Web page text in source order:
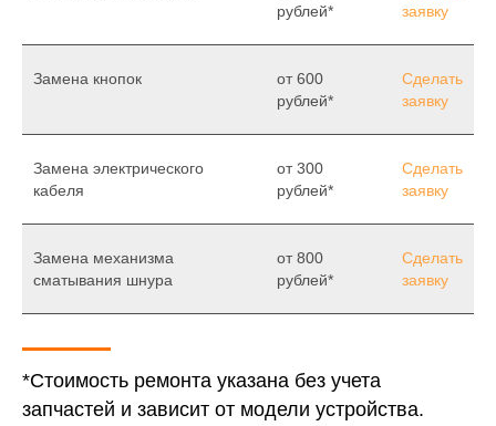
рублей*
заявку
Замена кнопок
от 600
рублей*
Сделать
заявку
Замена электрического
кабеля
от 300
рублей*
Сделать
заявку
Замена механизма
сматывания шнура
от 800
рублей*
Сделать
заявку
*Стоимость ремонта указана без учета
запчастей и зависит от модели устройства.